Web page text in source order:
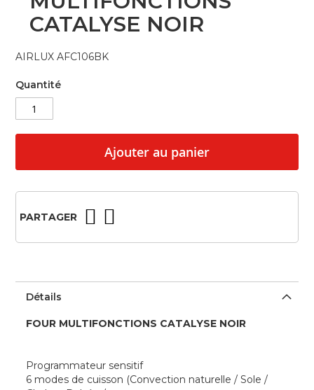
beginning
images
gallery
CATALYSE NOIR
AIRLUX AFC106BK
Quantité
Ajouter au panier
PARTAGER
Détails
FOUR MULTIFONCTIONS CATALYSE NOIR
Programmateur sensitif
6 modes de cuisson (Convection naturelle / Sole /